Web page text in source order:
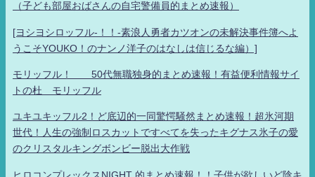
（子ども部屋おばさんの自宅警備員的まとめ速報）
[ヨシヨシロッフル-！！-素浪人勇者カツオンの未解決事件簿へよ
うこそYOUKO！のナンノ洋子のはなしは信じるな編）]
モリッフル！ 50代無職独身的まとめ速報！有益便利情報サイ
トの杜 モリッフル
ユキユキッフル2！ど底辺的一同驚愕騒然まとめ速報！超氷河期
世代！人生の強制ロスカットですべてを失ったキグナス氷子の愛
のクリスタルキングボンビー脱出大作戦
ヒロコンプレックスNIGHT 的まとめ速報！！子供が欲しいど陰キ